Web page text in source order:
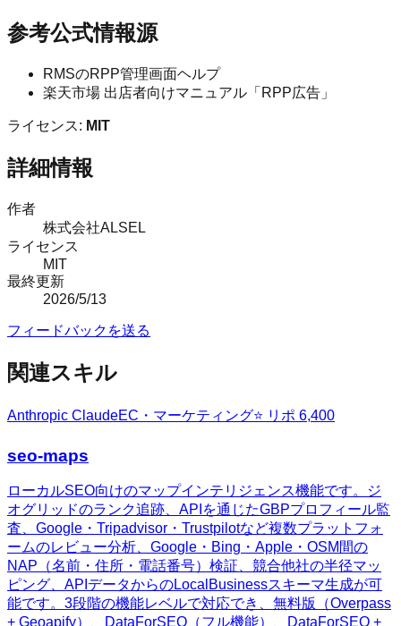
参考公式情報源
RMSのRPP管理画面ヘルプ
楽天市場 出店者向けマニュアル「RPP広告」
ライセンス: MIT
詳細情報
作者
株式会社ALSEL
ライセンス
MIT
最終更新
2026/5/13
フィードバックを送る
関連スキル
Anthropic ClaudeEC・マーケティング⭐ リポ 6,400
seo-maps
ローカルSEO向けのマップインテリジェンス機能です。ジ
オグリッドのランク追跡、APIを通じたGBPプロフィール監
査、Google・Tripadvisor・Trustpilotなど複数プラットフォ
ームのレビュー分析、Google・Bing・Apple・OSM間の
NAP（名前・住所・電話番号）検証、競合他社の半径マッ
ピング、APIデータからのLocalBusinessスキーマ生成が可
能です。3段階の機能レベルで対応でき、無料版（Overpass
+ Geoapify）、DataForSEO（フル機能）、DataForSEO +